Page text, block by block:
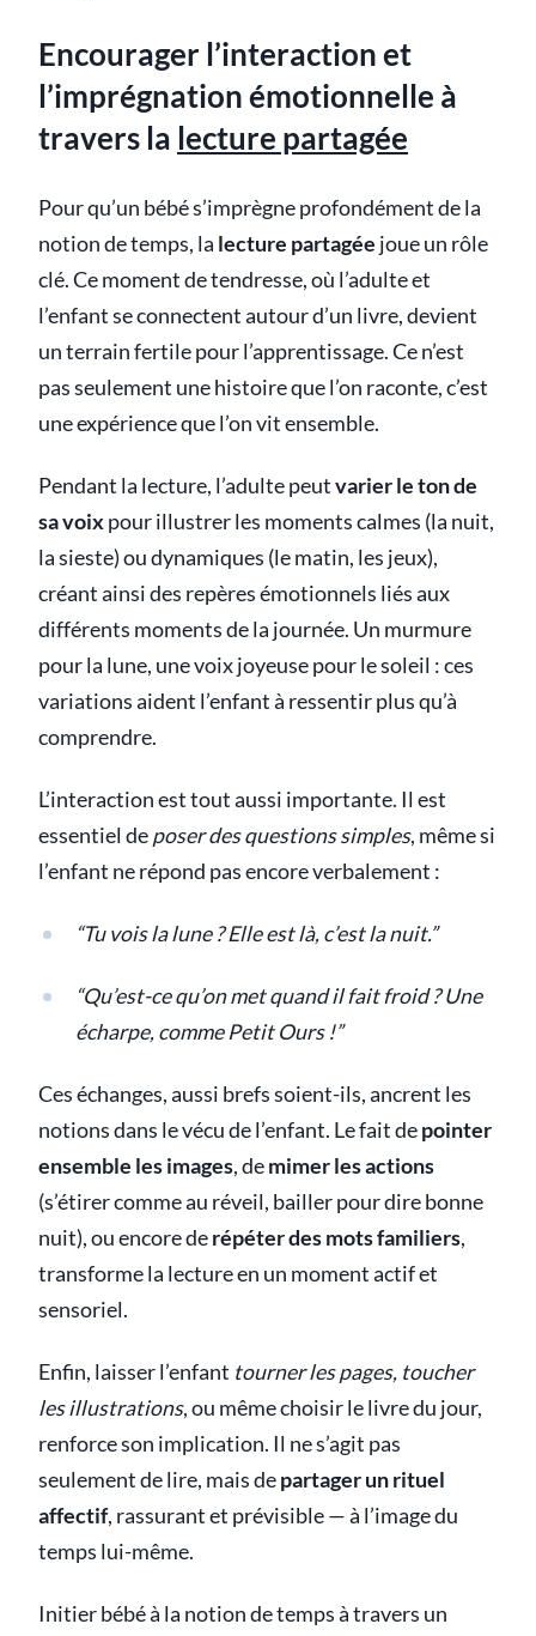
Encourager l’interaction et
l’imprégnation émotionnelle à
travers la lecture partagée
Pour qu’un bébé s’imprègne profondément de la
notion de temps, la lecture partagée joue un rôle
clé. Ce moment de tendresse, où l’adulte et
l’enfant se connectent autour d’un livre, devient
un terrain fertile pour l’apprentissage. Ce n’est
pas seulement une histoire que l’on raconte, c’est
une expérience que l’on vit ensemble.
Pendant la lecture, l’adulte peutvarier le ton de
sa voixpour illustrer les moments calmes (la nuit,
la sieste) ou dynamiques (le matin, les jeux),
créant ainsi des repères émotionnels liés aux
différents moments de la journée. Un murmure
pour la lune, une voix joyeuse pour le soleil : ces
variations aident l’enfant à ressentir plus qu’à
comprendre.
L’interaction est tout aussi importante. Il est
essentiel deposer des questions simples, même si
l’enfant ne répond pas encore verbalement :
“Tu vois la lune ? Elle est là, c’est la nuit.”
“Qu’est-ce qu’on met quand il fait froid ? Une
écharpe, comme Petit Ours !”
Ces échanges, aussi brefs soient-ils, ancrent les
notions dans le vécu de l’enfant. Le fait depointer
ensemble les images, demimer les actions
(s’étirer comme au réveil, bailler pour dire bonne
nuit), ou encore derépéter des mots familiers,
transforme la lecture en un moment actif et
sensoriel.
Enfin, laisser l’enfant tourner les pages, toucher
les illustrations, ou même choisir le livre du jour,
renforce son implication. Il ne s’agit pas
seulement de lire, mais departager un rituel
affectif, rassurant et prévisible — à l’image du
temps lui-même.
Initier bébé à la notion de temps à travers un